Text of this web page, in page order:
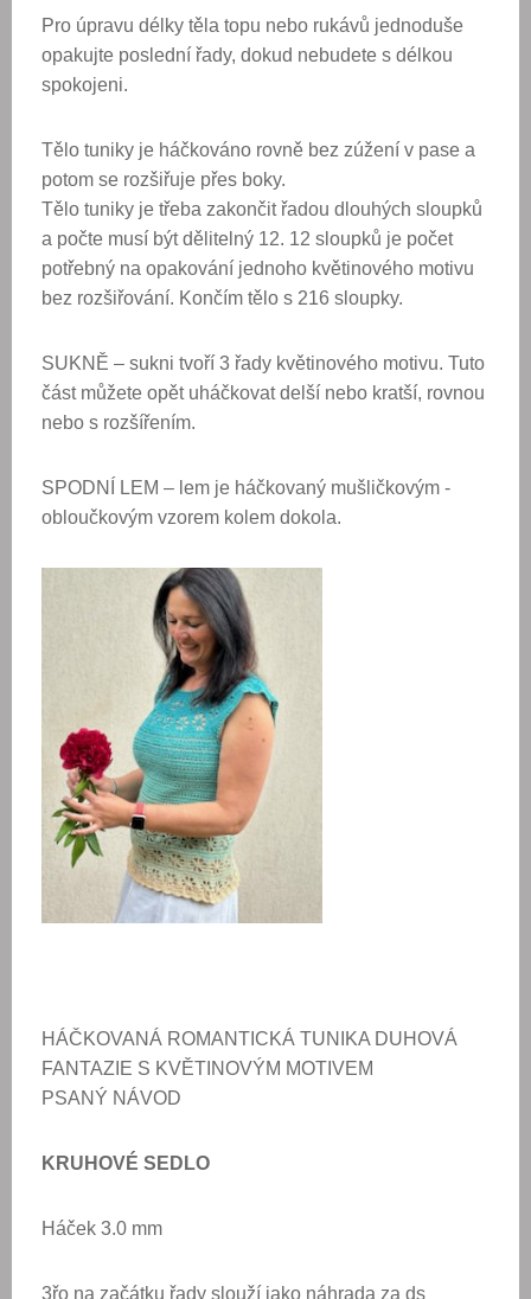
Pro úpravu délky těla topu nebo rukávů jednoduše
opakujte poslední řady, dokud nebudete s délkou
spokojeni.
Tělo tuniky je háčkováno rovně bez zúžení v pase a
potom se rozšiřuje přes boky.
Tělo tuniky je třeba zakončit řadou dlouhých sloupků
a počte musí být dělitelný 12. 12 sloupků je počet
potřebný na opakování jednoho květinového motivu
bez rozšiřování. Končím tělo s 216 sloupky.
SUKNĚ – sukni tvoří 3 řady květinového motivu. Tuto
část můžete opět uháčkovat delší nebo kratší, rovnou
nebo s rozšířením.
SPODNÍ LEM – lem je háčkovaný mušličkovým -
obloučkovým vzorem kolem dokola.
HÁČKOVANÁ ROMANTICKÁ TUNIKA DUHOVÁ
FANTAZIE S KVĚTINOVÝM MOTIVEM
PSANÝ NÁVOD
KRUHOVÉ SEDLO
Háček 3.0 mm
3řo na začátku řady slouží jako náhrada za ds